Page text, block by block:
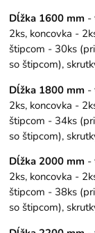
Dĺžka 1600 mm -
2ks, koncovka -
štipcom - 30ks
so štipcom),
Dĺžka 1800 mm -
2ks, koncovka -
štipcom - 34ks
so štipcom),
Dĺžka 2000 mm -
2ks, koncovka -
štipcom - 38ks
so štipcom),